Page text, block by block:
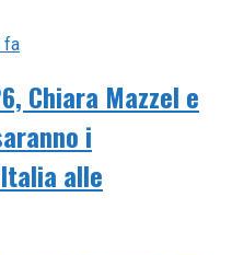
fa
Chiara Mazzel e
i
alle